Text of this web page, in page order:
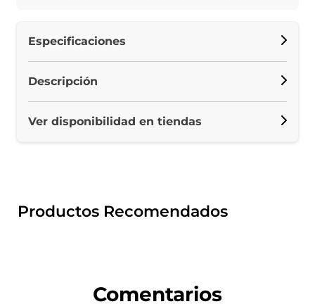
Especificaciones
Descripción
Ver disponibilidad en tiendas
Productos Recomendados
Comentarios